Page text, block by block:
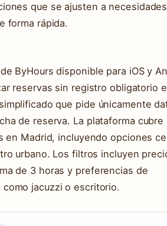
que se ajusten a necesidades
forma rápida.
ByHours disponible para iOS y
reservas sin registro obligatorio
que pide únicamente
de reserva. La plataforma
en Madrid, incluyendo opciones
urbano. Los filtros incluyen
de 3 horas y preferencias de
como jacuzzi o escritorio.